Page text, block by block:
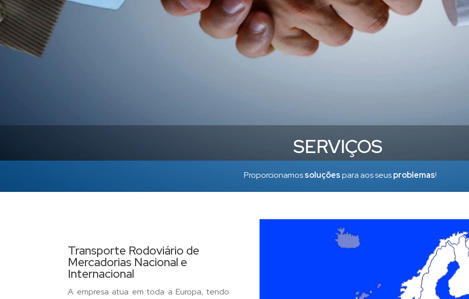
SERVIÇOS
Proporcionamossoluçõespara aos seusproblemas!
Transporte Rodoviário de
Mercadorias Nacional e
Internacional
A empresa atua em toda a Europa, tendo